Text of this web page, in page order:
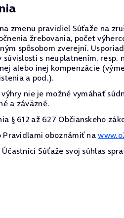
zmenu pravidiel Súťaže na
žrebovania, počet
spôsobom zverejní.
s neuplatnením,
alebo inej kompenzácie
a pod.).
nie je možné vymáhať
a záväzné.
§ 612 až 627 Občianskeho
Pravidlami oboznámiť na
Súťaže svoj súhlas